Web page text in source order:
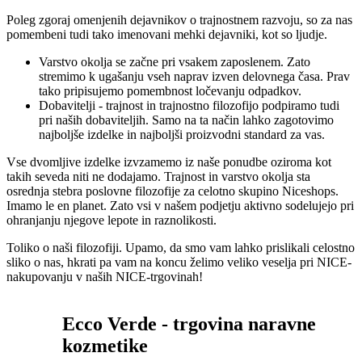
Poleg zgoraj omenjenih dejavnikov o trajnostnem razvoju, so za nas
pomembeni tudi tako imenovani mehki dejavniki, kot so ljudje.
Varstvo okolja se začne pri vsakem zaposlenem. Zato
stremimo k ugašanju vseh naprav izven delovnega časa. Prav
tako pripisujemo pomembnost ločevanju odpadkov.
Dobavitelji - trajnost in trajnostno filozofijo podpiramo tudi
pri naših dobaviteljih. Samo na ta način lahko zagotovimo
najboljše izdelke in najboljši proizvodni standard za vas.
Vse dvomljive izdelke izvzamemo iz naše ponudbe oziroma kot
takih seveda niti ne dodajamo. Trajnost in varstvo okolja sta
osrednja stebra poslovne filozofije za celotno skupino Niceshops.
Imamo le en planet. Zato vsi v našem podjetju aktivno sodelujejo pri
ohranjanju njegove lepote in raznolikosti.
Toliko o naši filozofiji. Upamo, da smo vam lahko prislikali celostno
sliko o nas, hkrati pa vam na koncu želimo veliko veselja pri NICE-
nakupovanju v naših NICE-trgovinah!
Ecco Verde - trgovina naravne
kozmetike